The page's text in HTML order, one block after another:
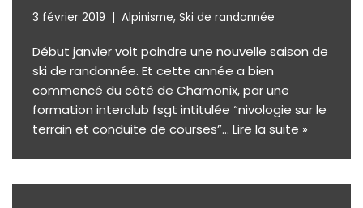
3 février 2019 Alpinisme, Ski de randonnée
Début janvier voit poindre une nouvelle saison de
ski de randonnée. Et cette année a bien
commencé du côté de Chamonix, par une
formation interclub fsgt intitulée “nivologie sur le
terrain et conduite de courses”… Lire la suite »